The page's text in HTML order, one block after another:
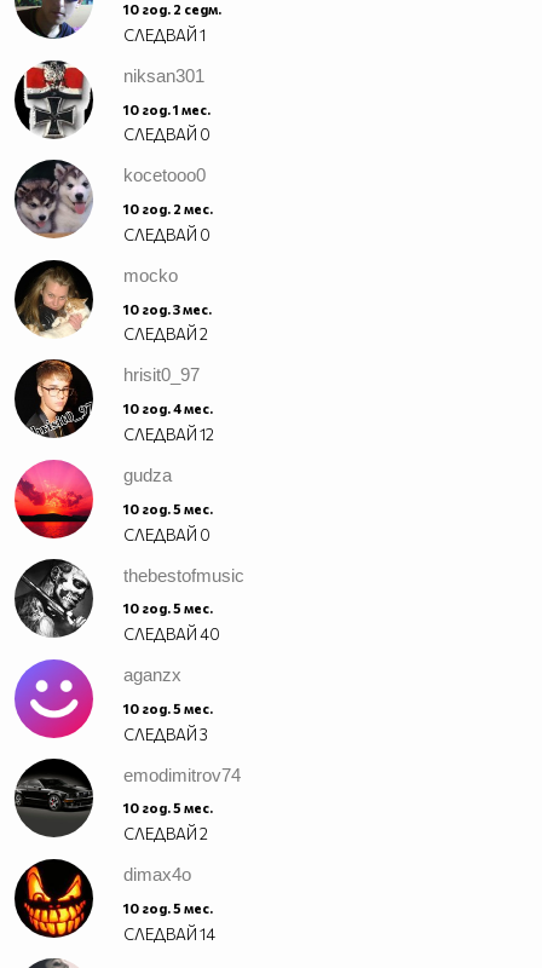
10 год. 2 седм.
СЛЕДВАЙ1
niksan301
10 год. 1 мес.
СЛЕДВАЙ 0
kocetooo0
10 год. 2 мес.
СЛЕДВАЙ 0
mocko
10 год. 3 мес.
СЛЕДВАЙ2
hrisit0_97
10 год. 4 мес.
СЛЕДВАЙ12
gudza
10 год. 5 мес.
СЛЕДВАЙ 0
thebestofmusic
10 год. 5 мес.
СЛЕДВАЙ40
aganzx
10 год. 5 мес.
СЛЕДВАЙ3
emodimitrov74
10 год. 5 мес.
СЛЕДВАЙ2
dimax4o
10 год. 5 мес.
СЛЕДВАЙ14